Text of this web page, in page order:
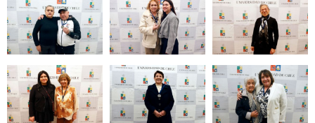
Zoom Zoom Zoom